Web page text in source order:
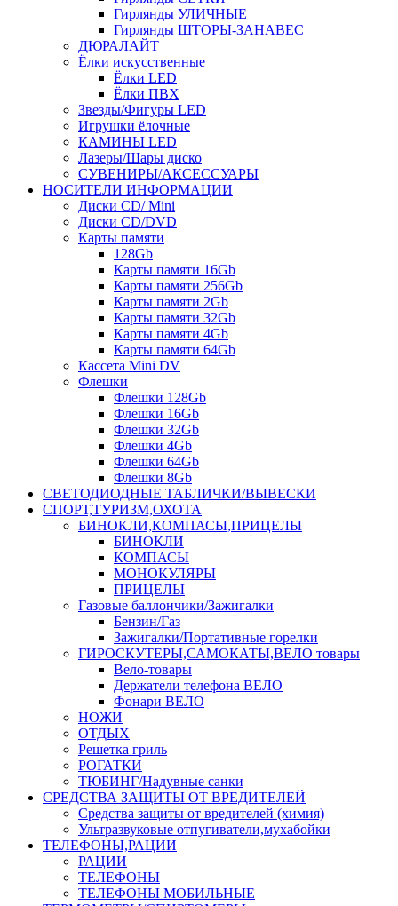
Гирлянды УЛИЧНЫЕ
Гирлянды ШТОРЫ-ЗАНАВЕС
ДЮРАЛАЙТ
Ёлки искусственные
Ёлки LED
Ёлки ПВХ
Звезды/Фигуры LED
Игрушки ёлочные
КАМИНЫ LED
Лазеры/Шары диско
СУВЕНИРЫ/АКСЕССУАРЫ
НОСИТЕЛИ ИНФОРМАЦИИ
Диски CD/ Mini
Диски CD/DVD
Карты памяти
128Gb
Карты памяти 16Gb
Карты памяти 256Gb
Карты памяти 2Gb
Карты памяти 32Gb
Карты памяти 4Gb
Карты памяти 64Gb
Кассета Mini DV
Флешки
Флешки 128Gb
Флешки 16Gb
Флешки 32Gb
Флешки 4Gb
Флешки 64Gb
Флешки 8Gb
СВЕТОДИОДНЫЕ ТАБЛИЧКИ/ВЫВЕСКИ
СПОРТ,ТУРИЗМ,ОХОТА
БИНОКЛИ,КОМПАСЫ,ПРИЦЕЛЫ
БИНОКЛИ
КОМПАСЫ
МОНОКУЛЯРЫ
ПРИЦЕЛЫ
Газовые баллончики/Зажигалки
Бензин/Газ
Зажигалки/Портативные горелки
ГИРОСКУТЕРЫ,САМОКАТЫ,ВЕЛО товары
Вело-товары
Держатели телефона ВЕЛО
Фонари ВЕЛО
НОЖИ
ОТДЫХ
Решетка гриль
РОГАТКИ
ТЮБИНГ/Надувные санки
СРЕДСТВА ЗАЩИТЫ ОТ ВРЕДИТЕЛЕЙ
Средства защиты от вредителей (химия)
Ультразвуковые отпугиватели,мухабойки
ТЕЛЕФОНЫ,РАЦИИ
РАЦИИ
ТЕЛЕФОНЫ
ТЕЛЕФОНЫ МОБИЛЬНЫЕ